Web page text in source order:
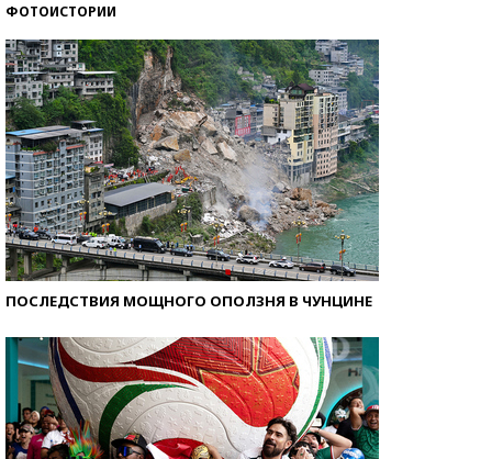
ФОТОИСТОРИИ
ПОСЛЕДСТВИЯ МОЩНОГО ОПОЛЗНЯ В ЧУНЦИНЕ